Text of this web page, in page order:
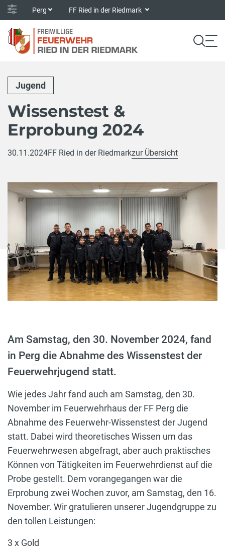
Perg FF Ried in der Riedmark
Jugend
Wissenstest &
Erprobung 2024
30.11.2024FF Ried in der Riedmarkzur Übersicht
Am Samstag, den 30. November 2024, fand
in Perg die Abnahme des Wissenstest der
Feuerwehrjugend statt.
Wie jedes Jahr fand auch am Samstag, den 30.
November im Feuerwehrhaus der FF Perg die
Abnahme des Feuerwehr-Wissenstest der Jugend
statt. Dabei wird theoretisches Wissen um das
Feuerwehrwesen abgefragt, aber auch praktisches
Können von Tätigkeiten im Feuerwehrdienst auf die
Probe gestellt. Dem vorangegangen war die
Erprobung zwei Wochen zuvor, am Samstag, den 16.
November. Wir gratulieren unserer Jugendgruppe zu
den tollen Leistungen:
3 x Gold